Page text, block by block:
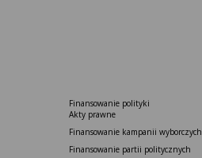
Finansowanie polityki
Akty prawne
Finansowanie kampanii wyborczych
Finansowanie partii politycznych